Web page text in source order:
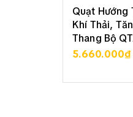
Quạt Hướng
Khí Thải,
Thang Bộ
5.660.000₫
XEM CHI